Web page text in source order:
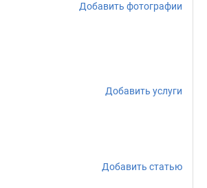
Добавить фотографии
Добавить услуги
Добавить статью